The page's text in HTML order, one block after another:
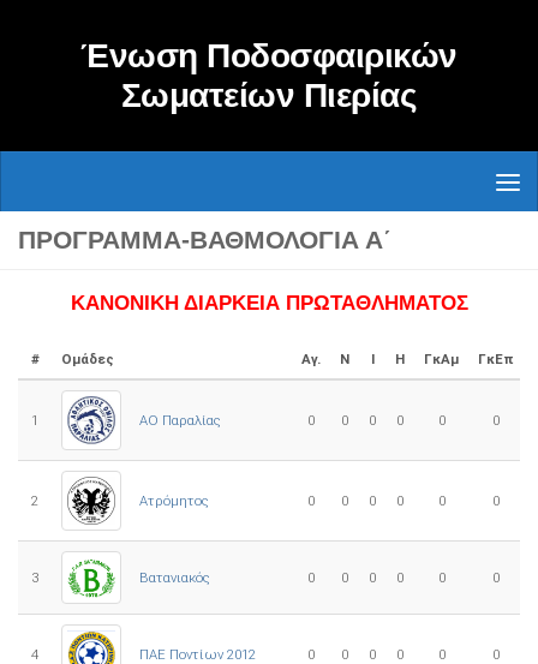
Ένωση Ποδοσφαιρικών
Σωματείων Πιερίας
ΠΡΌΓΡΑΜΜΑ-ΒΑΘΜΟΛΟΓΊΑ Α΄
ΚΑΝΟΝΙΚΗ ΔΙΑΡΚΕΙΑ ΠΡΩΤΑΘΛΗΜΑΤΟΣ
# Ομάδες Αγ. Ν Ι Η ΓκΑμ ΓκΕπ
1 ΑΟ Παραλίας 0 0 0 0 0 0
2 Ατρόμητος 0 0 0 0 0 0
3 Βατανιακός 0 0 0 0 0 0
4 ΠΑΕ Ποντίων 2012 0 0 0 0 0 0